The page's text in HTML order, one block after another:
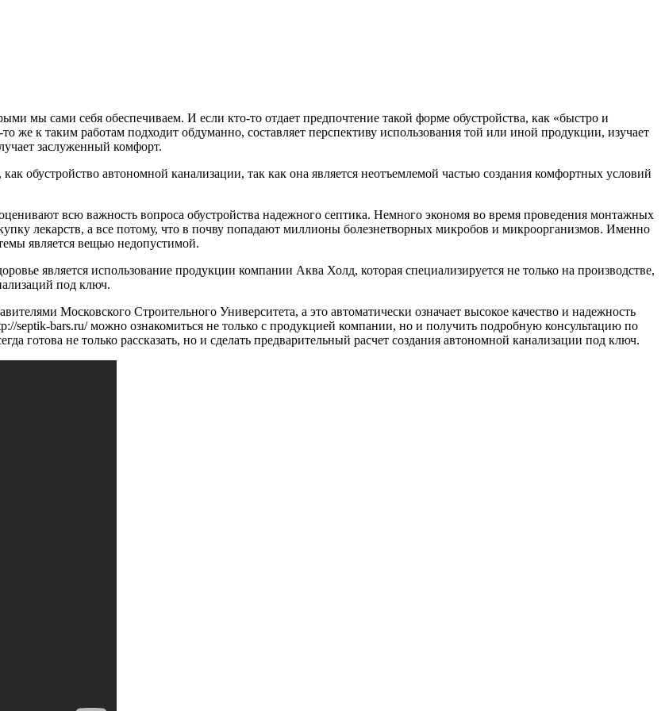
мы сами себя обеспечиваем. И если кто-то отдает предпочтение такой форме обустройства, как «быстро и
же к таким работам подходит обдуманно, составляет перспективу использования той или иной продукции, изучает
заслуженный комфорт.
обустройство автономной канализации, так как она является неотъемлемой частью создания комфортных условий
всю важность вопроса обустройства надежного септика. Немного экономя во время проведения монтажных
лекарств, а все потому, что в почву попадают миллионы болезнетворных микробов и микроорганизмов. Именно
является вещью недопустимой.
является использование продукции компании Аква Холд, которая специализируется не только на производстве,
под ключ.
Московского Строительного Университета, а это автоматически означает высокое качество и надежность
septik-bars.ru/ можно ознакомиться не только с продукцией компании, но и получить подробную консультацию по
готова не только рассказать, но и сделать предварительный расчет создания автономной канализации под ключ.